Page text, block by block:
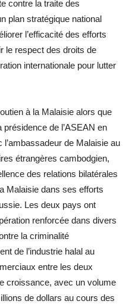
contre la traite des
plan stratégique national
l’efficacité des efforts
le respect des droits de
internationale pour lutter
à la Malaisie alors que
de l’ASEAN en
l’ambassadeur de Malaisie au
étrangères cambodgien,
des relations bilatérales
Malaisie dans ses efforts
Les deux pays ont
renforcée dans divers
la criminalité
de l’industrie halal au
entre les deux
croissance, avec un volume
de dollars au cours des